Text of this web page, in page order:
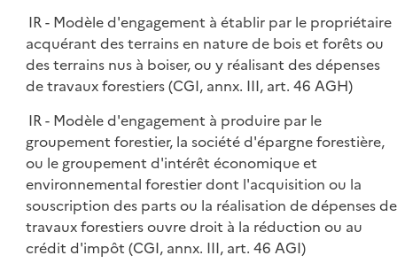
IR - Modèle d'engagement à établir par le propriétaire
acquérant des terrains en nature de bois et forêts ou
des terrains nus à boiser, ou y réalisant des dépenses
de travaux forestiers (CGI, annx. III, art. 46 AGH)
IR - Modèle d'engagement à produire par le
groupement forestier, la société d'épargne forestière,
ou le groupement d'intérêt économique et
environnemental forestier dont l'acquisition ou la
souscription des parts ou la réalisation de dépenses de
travaux forestiers ouvre droit à la réduction ou au
crédit d'impôt (CGI, annx. III, art. 46 AGI)